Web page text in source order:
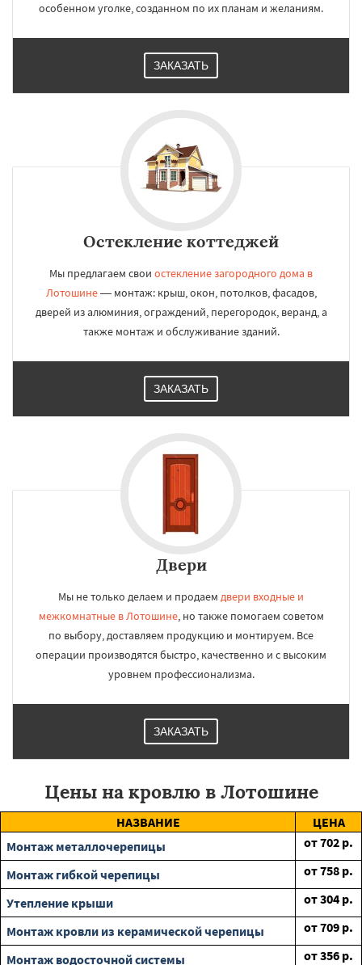
особенном уголке, созданном по их планам и желаниям.
ЗАКАЗАТЬ
Остекление коттеджей
Мы предлагаем свои остекление загородного дома в
Лотошине— монтаж: крыш, окон, потолков, фасадов,
дверей из алюминия, ограждений, перегородок, веранд, а
также монтаж и обслуживание зданий.
ЗАКАЗАТЬ
Двери
Мы не только делаем и продаем двери входные и
межкомнатные в Лотошине, но также помогаем советом
по выбору, доставляем продукцию и монтируем. Все
операции производятся быстро, качественно и с высоким
уровнем профессионализма.
ЗАКАЗАТЬ
Цены на кровлю в Лотошине
НАЗВАНИЕ
ЦЕНА
Монтаж металлочерепицы
от702 р.
Монтаж гибкой черепицы
от758 р.
Утепление крыши
от304 р.
Монтаж кровли из керамической черепицы
от709 р.
Монтаж водосточной системы
от356 р.